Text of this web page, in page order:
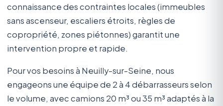
connaissance des contraintes locales (immeubles
sans ascenseur, escaliers étroits, règles de
copropriété, zones piétonnes) garantit une
intervention propre et rapide.
Pour vos besoins à Neuilly-sur-Seine, nous
engageons une équipe de 2 à 4 débarrasseurs selon
le volume, avec camions 20 m³ ou 35 m³ adaptés à la